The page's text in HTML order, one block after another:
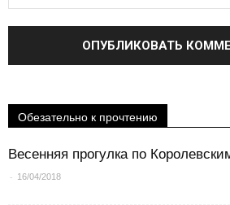
Обезательно к прочтению
Весенняя прогулка по
- 16/04/2018